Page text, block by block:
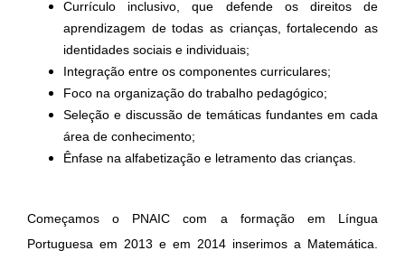
Currículo inclusivo, que defende os direitos de
aprendizagem de todas as crianças, fortalecendo as
identidades sociais e individuais;
Integração entre os componentes curriculares;
Foco na organização do trabalho pedagógico;
Seleção e discussão de temáticas fundantes em cada
área de conhecimento;
Ênfase na alfabetização e letramento das crianças.
Começamos o PNAIC com a formação em Língua
Portuguesa em 2013 e em 2014 inserimos a Matemática.